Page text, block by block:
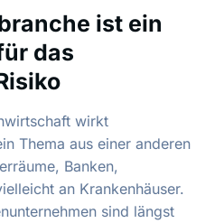
ist ein
das
wirkt
Thema aus einer anderen
Banken,
an Krankenhäuser.
sind längst